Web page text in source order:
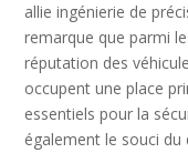
allie ingénierie de
remarque que parmi
réputation des
occupent une place
essentiels pour la
également le souci du